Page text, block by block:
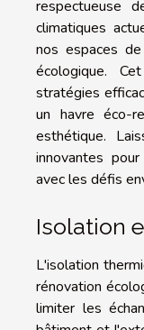
respectueuse
climatiques
nos espaces
écologique.
stratégies
un havre éco-
esthétique.
innovantes
avec les défis
Isolation
L'isolation
rénovation
limiter les